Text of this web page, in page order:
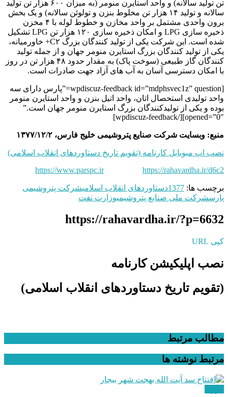
تن تولید سالانه) و واحد استایرن منومر (به میزان ۶۰۰ هزار تن تولید
سالانه و تولید ۱۴ هزار تن مخلوط بنزن و تولوئن سالانه) و یک بخش
برون واحدی مشتمل بر واحد مخازن و خطوط لوله با ۴ مخزن
ذخیره سازی LPG و امکان ذخیره سازی ۱۲۰ هزار تن LPG تشکیل
شده است. این شرکت یکی از تولید کنندگان بزرگ C۲+ خاورمیانه،
یکی از تولید کنندگان بزرگ استایرن منومر جهان و از جمله تولید
کنندگان گاز طبیعی (سوخت پاک) به مقدار حدود ۴۸ هزار تن در روز‌‌
با امکان دسترسی آسان به آب های آزاد جهت صادرات است.
[wpdiscuz-feedback id=”mdphsvec1z” question=”پارس دارای سه
واحد تولیدی استحصال اتان، واحد اتیل بنزن و واحد استایرن منومر
بوده و یکی از تولیدکنندگان بزرگ استایرن منومر جهان است.”
opened=”0″][/wpdiscuz-feedback]
منبع: وبسایت شرکت صنایع پتروشیمی خلیج فارس، ۱۳۷۷/۱۲/۲
نصب اپ مبوبایل کارنامه (تقویم تاریخ دستاوردهای انقلاب اسلامی)
https://www.parspc.ir
https://rahavardha.ir/d6c2
برچسب ها: 1377دستاوردهای انقلاب اسلامیشرکت پتروشیمی
پارسشرکت ملی صنایع پتروشیمیوزارت نفت
https://rahavardha.ir/?p=6632
کپی URL
نصب اپلیکیشن کارنامه
(تقویم تاریخ دستاوردهای انقلاب اسلامی​)
مطالب مرتبط
مرتبط نوشته ها